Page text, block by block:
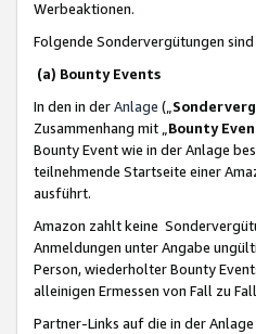
Werbeaktionen.
Folgende Sondervergütungen
(a) Bounty Events
In den in derAnlage („
Zusammenhang mit „ Bounty
Bounty Event wie in der Anlage
teilnehmende Startseite einer
ausführt.
Amazon zahlt keine
Anmeldungen unter Angabe
Person, wiederholter Bounty
alleinigen Ermessen von Fall zu
Partner-Links auf die in der